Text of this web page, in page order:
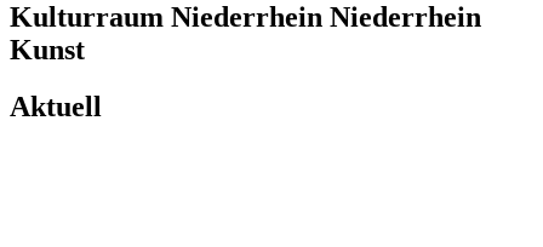
Kulturraum Niederrhein Niederrhein
Kunst
Aktuell